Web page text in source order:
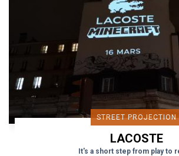
STREET PROJECTION
LACOSTE
It's a short step from play to